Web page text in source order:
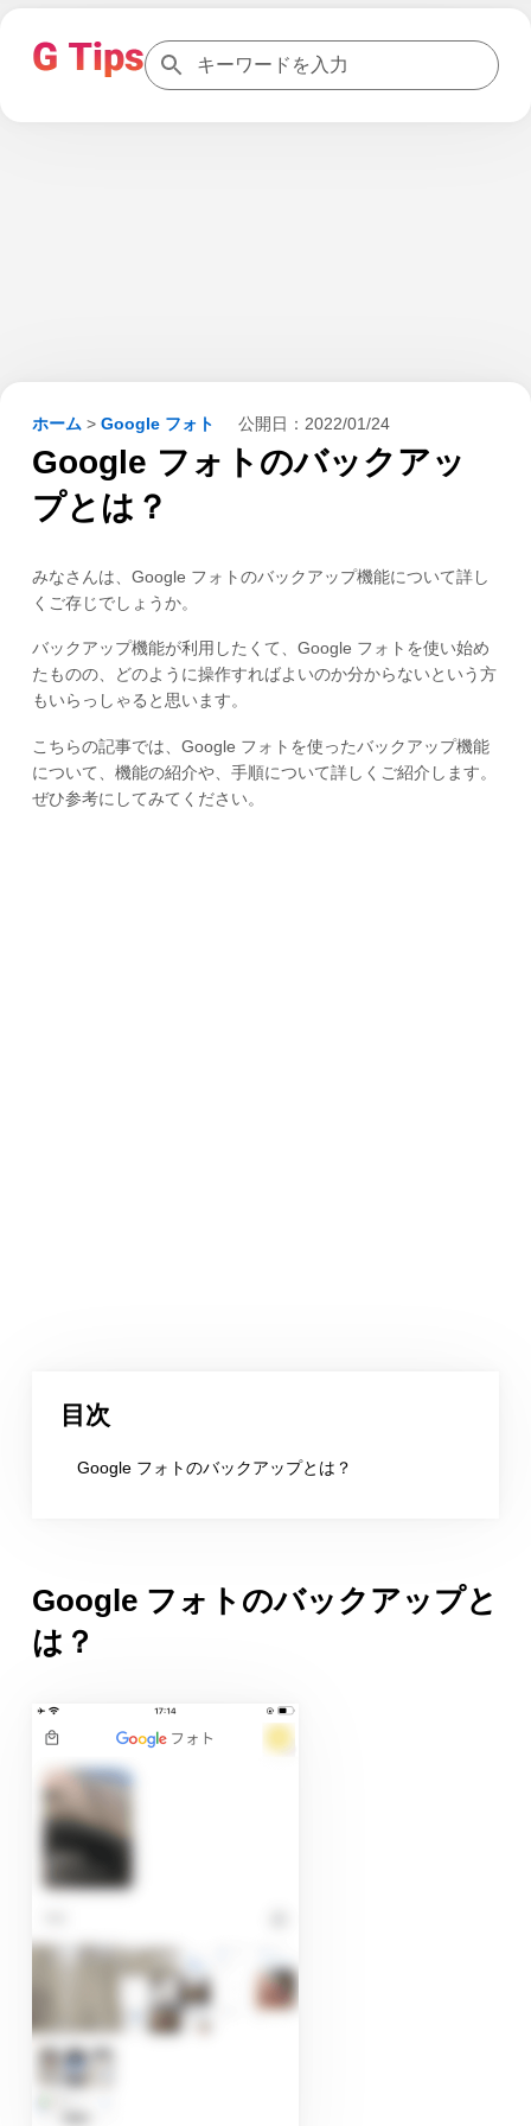
ホーム > Google フォト 公開日： 2022/01/24
Google フォトのバックアッ
プとは？
みなさんは、Google フォトのバックアップ機能について詳し
くご存じでしょうか。
バックアップ機能が利用したくて、Google フォトを使い始め
たものの、どのように操作すればよいのか分からないという方
もいらっしゃると思います。
こちらの記事では、Google フォトを使ったバックアップ機能
について、機能の紹介や、手順について詳しくご紹介します。
ぜひ参考にしてみてください。
目次
Google フォトのバックアップとは？
Google フォトのバックアップと
は？